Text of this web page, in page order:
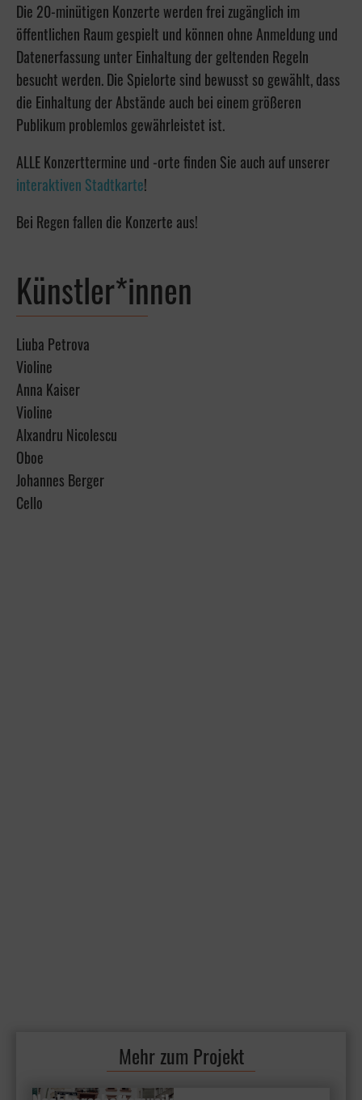
Die 20-minütigen Konzerte werden frei zugänglich im
öffentlichen Raum gespielt und können ohne Anmeldung und
Datenerfassung unter Einhaltung der geltenden Regeln
besucht werden. Die Spielorte sind bewusst so gewählt, dass
die Einhaltung der Abstände auch bei einem größeren
Publikum problemlos gewährleistet ist.
ALLE Konzerttermine und -orte finden Sie auch auf unserer
interaktiven Stadtkarte!
Bei Regen fallen die Konzerte aus!
Künstler*innen
Liuba Petrova
Violine
Anna Kaiser
Violine
Alxandru Nicolescu
Oboe
Johannes Berger
Cello
Mehr zum Projekt